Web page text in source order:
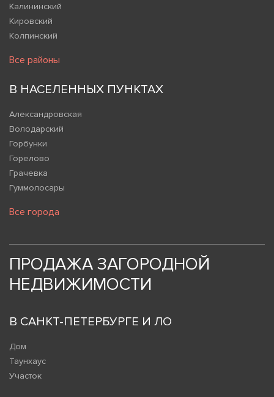
Калининский
Кировский
Колпинский
Все районы
В НАСЕЛЕННЫХ ПУНКТАХ
Александровская
Володарский
Горбунки
Горелово
Грачевка
Гуммолосары
Все города
ПРОДАЖА ЗАГОРОДНОЙ
НЕДВИЖИМОСТИ
В САНКТ-ПЕТЕРБУРГЕ И ЛО
Дом
Таунхаус
Участок